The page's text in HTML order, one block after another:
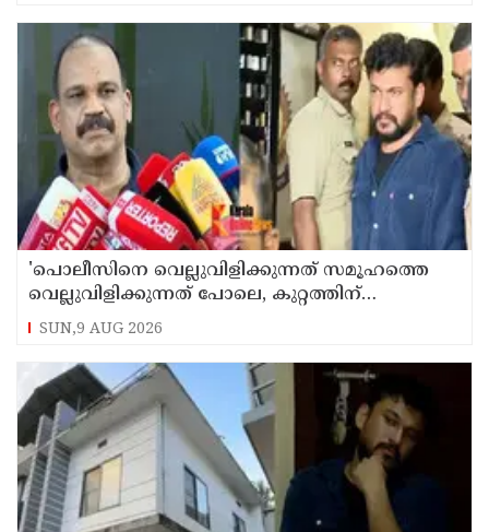
'പൊലീസിനെ വെല്ലുവിളിക്കുന്നത് സമൂഹത്തെ
വെല്ലുവിളിക്കുന്നത് പോലെ, കുറ്റത്തിന്
അനുസരിച്ച് ശിക്ഷ നല്‍കും':എഡിജിപി
SUN,9 AUG 2026